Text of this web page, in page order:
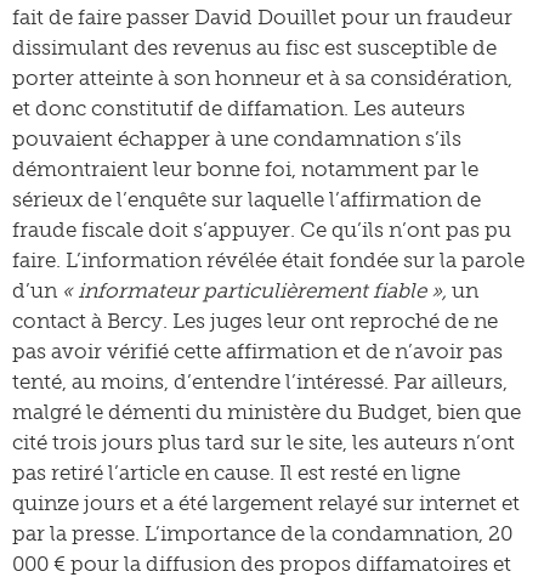
fait de faire passer David Douillet pour un fraudeur
dissimulant des revenus au fisc est susceptible de
porter atteinte à son honneur et à sa considération,
et donc constitutif de diffamation. Les auteurs
pouvaient échapper à une condamnation s’ils
démontraient leur bonne foi, notamment par le
sérieux de l’enquête sur laquelle l’affirmation de
fraude fiscale doit s’appuyer. Ce qu’ils n’ont pas pu
faire. L’information révélée était fondée sur la parole
d’un « informateur particulièrement fiable », un
contact à Bercy. Les juges leur ont reproché de ne
pas avoir vérifié cette affirmation et de n’avoir pas
tenté, au moins, d’entendre l’intéressé. Par ailleurs,
malgré le démenti du ministère du Budget, bien que
cité trois jours plus tard sur le site, les auteurs n’ont
pas retiré l’article en cause. Il est resté en ligne
quinze jours et a été largement relayé sur internet et
par la presse. L’importance de la condamnation, 20
000 € pour la diffusion des propos diffamatoires et